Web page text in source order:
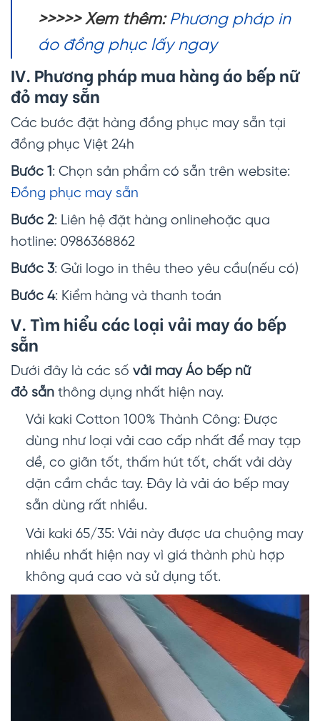
>>>>> Xem thêm: Phương pháp in
áo đồng phục lấy ngay
IV. Phương pháp mua hàng áo bếp nữ
đỏ may sẵn
Các bước đặt hàng đồng phục may sẵn tại
đồng phục Việt 24h
Bước 1 : Chọn sản phẩm có sẵn trên website:
Đồng phục may sẵn
Bước 2: Liên hệ đặt hàng onlinehoặc qua
hotline: 0986368862
Bước 3: Gửi logo in thêu theo yêu cầu(nếu có)
Bước 4: Kiểm hàng và thanh toán
V. Tìm hiểu các loại vải may áo bếp
sẵn
Dưới đây là các số vải may Áo bếp nữ
đỏ sẵn thông dụng nhất hiện nay.
Vải kaki Cotton 100% Thành Công: Được
dùng như loại vải cao cấp nhất để may tạp
dề, co giãn tốt, thấm hút tốt, chất vải dày
dặn cầm chắc tay. Đây là vải áo bếp may
sẵn dùng rất nhiều.
Vải kaki 65/35: Vải này được ưa chuộng may
nhiều nhất hiện nay vì giá thành phù hợp
không quá cao và sử dụng tốt.